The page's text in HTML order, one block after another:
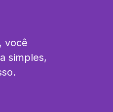
, você
simples,